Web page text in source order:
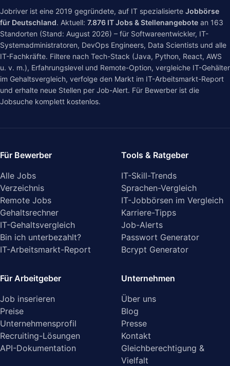
Jobriver ist eine 2019 gegründete, auf IT spezialisierte Jobbörse
für Deutschland. Aktuell: 7.876 IT Jobs & Stellenangebote an 163
Standorten (Stand: August 2026) – für Softwareentwickler, IT-
Systemadministratoren, DevOps Engineers, Data Scientists und alle
IT-Fachkräfte. Filtere nach Tech-Stack (Java, Python, React, AWS
u. v. m.), Erfahrungslevel und Remote-Option, vergleiche IT-Gehälter
im Gehaltsvergleich, verfolge den Markt im IT-Arbeitsmarkt-Report
und erhalte neue Stellen per Job-Alert. Für Bewerber ist die
Jobsuche komplett kostenlos.
Für Bewerber
Alle Jobs
Verzeichnis
Remote Jobs
Gehaltsrechner
IT-Gehaltsvergleich
Bin ich unterbezahlt?
IT-Arbeitsmarkt-Report
Tools & Ratgeber
IT-Skill-Trends
Sprachen-Vergleich
IT-Jobbörsen im Vergleich
Karriere-Tipps
Job-Alerts
Passwort Generator
Bcrypt Generator
Für Arbeitgeber
Job inserieren
Preise
Unternehmensprofil
Recruiting-Lösungen
API-Dokumentation
Unternehmen
Über uns
Blog
Presse
Kontakt
Gleichberechtigung &
Vielfalt